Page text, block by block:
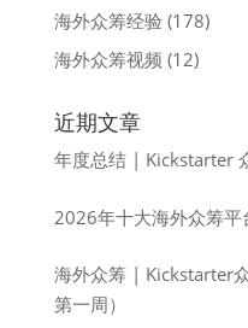
海外众筹经验 (178)
海外众筹视频 (12)
近期文章
年度总结 | Kickstarter
2026年十大海外众筹平
海外众筹 | Kickstarter
第一周）